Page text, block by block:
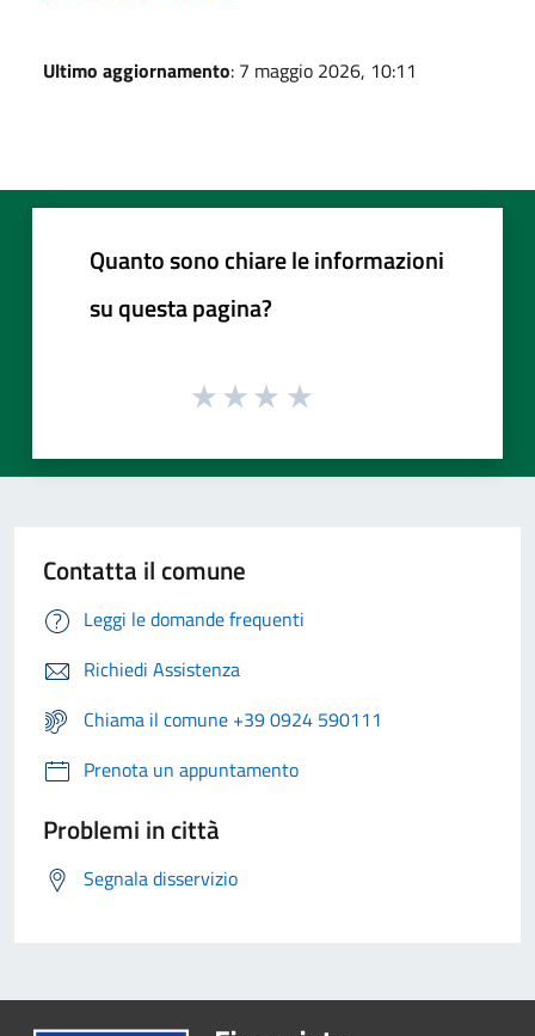
Ultimo aggiornamento: 7 maggio 2026, 10:11
Quanto sono chiare le informazioni
su questa pagina?
Contatta il comune
Leggi le domande frequenti
Richiedi Assistenza
Chiama il comune +39 0924 590111
Prenota un appuntamento
Problemi in città
Segnala disservizio